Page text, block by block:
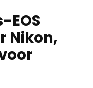
EOS
Nikon,